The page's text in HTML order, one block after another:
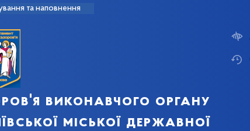
та наповнення
виконавчого органу
міської державної